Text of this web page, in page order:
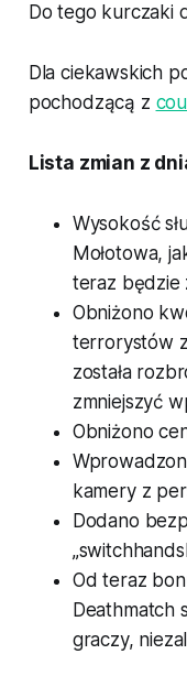
Do tego kurczaki
Dla ciekawskich
pochodzącą z
Lista zmian z
Wysokość
Mołotowa,
teraz będzie
Obniżono
terrorystów
została
zmniejszyć
Obniżono
kamery z
Dodano
Od teraz
Deathmatch
graczy,